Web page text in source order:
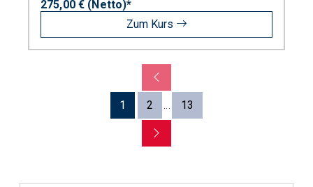
275,00 € (Netto)*
Zum Kurs
1 2 13